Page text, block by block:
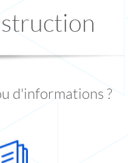
d'informations ?